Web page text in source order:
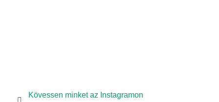
Kövessen minket az Instagramon